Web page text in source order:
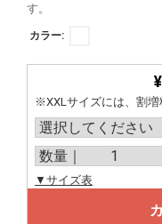
す。
カラー:
※XXLサイズには、割増
▼サイズ表